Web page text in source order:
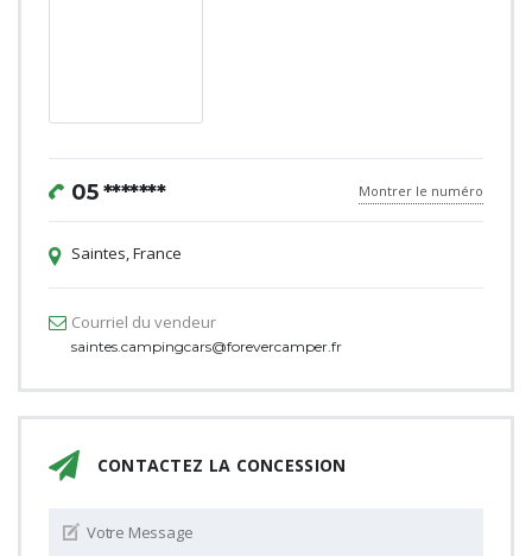
05 ******* Montrer le numéro
Saintes, France
Courriel du vendeur
saintes.campingcars@forevercamper.fr
CONTACTEZ LA CONCESSION